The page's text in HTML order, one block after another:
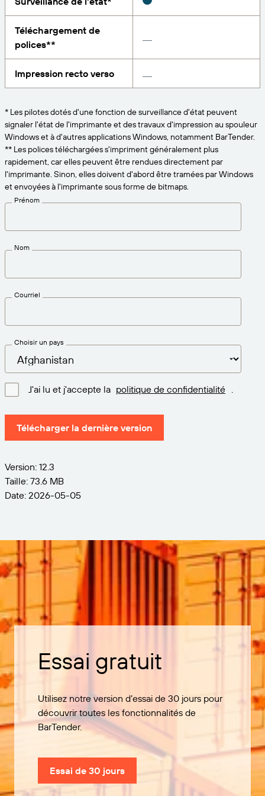
PRODUIT
Essai gratuit
Spécifications techniques
Enregistrement du produit
Connecteurs d’impression
Normes prises en charge
En savoir plus
Présentation des solutions
À propos de nous
Carrières
Modèle de maturité pour l’étiquetage et la
traçabilité
Bénéficiez d’un niveau d’assistance adapté aux
besoins de votre entreprise.
Téléchargement de
polices**
Impression recto verso
* Les pilotes dotés d'une fonction de surveillance d'état peuvent
signaler l'état de l'imprimante et des travaux d'impression au spouleur
Windows et à d'autres applications Windows, notamment BarTender.
** Les polices téléchargées s'impriment généralement plus
rapidement, car elles peuvent être rendues directement par
l'imprimante. Sinon, elles doivent d'abord être tramées par Windows
et envoyées à l'imprimante sous forme de bitmaps.
Prénom
Nom
Courriel
Choisir un pays
J'ai lu et j'accepte la politique de confidentialité
Télécharger la dernière version
Version: 12.3
Taille: 73.6 MB
Date: 2026-05-05
Essai gratuit
Utilisez notre version d’essai de 30 jours pour
découvrir toutes les fonctionnalités de
BarTender.
Essai de 30 jours